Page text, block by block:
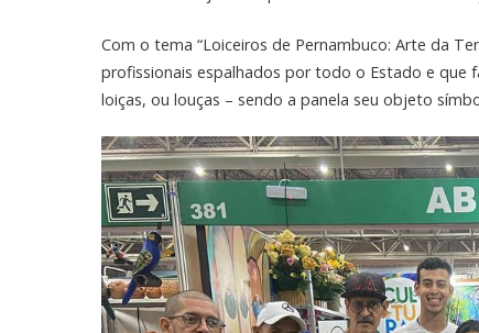
Com o tema “Loiceiros de Pernambuco: Arte da
profissionais espalhados por todo o Estado e que
loiças, ou louças – sendo a panela seu objeto